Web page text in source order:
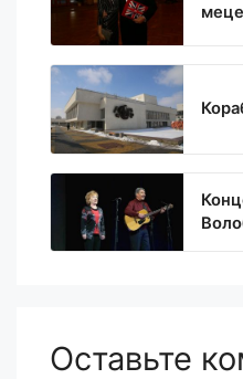
Оставьте